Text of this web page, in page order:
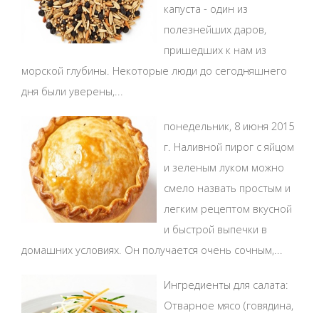
капуста - один из
полезнейших даров,
пришедших к нам из
морской глубины. Некоторые люди до сегодняшнего
дня были уверены,...
понедельник, 8 июня 2015
г. Наливной пирог с яйцом
и зеленым луком можно
смело назвать простым и
легким рецептом вкусной
и быстрой выпечки в
домашних условиях. Он получается очень сочным,...
Ингредиенты для салата:
Отварное мясо (говядина,